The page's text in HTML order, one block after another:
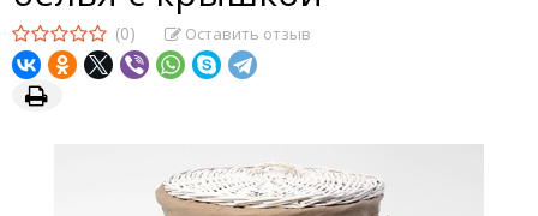
(0) Оставить отзыв